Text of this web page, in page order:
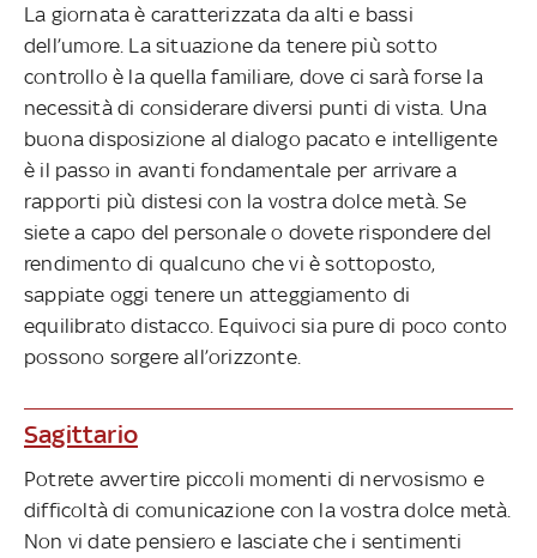
La giornata è caratterizzata da alti e bassi
dell’umore. La situazione da tenere più sotto
controllo è la quella familiare, dove ci sarà forse la
necessità di considerare diversi punti di vista. Una
buona disposizione al dialogo pacato e intelligente
è il passo in avanti fondamentale per arrivare a
rapporti più distesi con la vostra dolce metà. Se
siete a capo del personale o dovete rispondere del
rendimento di qualcuno che vi è sottoposto,
sappiate oggi tenere un atteggiamento di
equilibrato distacco. Equivoci sia pure di poco conto
possono sorgere all’orizzonte.
Sagittario
Potrete avvertire piccoli momenti di nervosismo e
difficoltà di comunicazione con la vostra dolce metà.
Non vi date pensiero e lasciate che i sentimenti